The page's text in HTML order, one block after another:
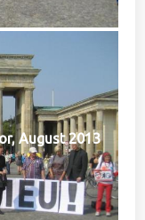
August 2013